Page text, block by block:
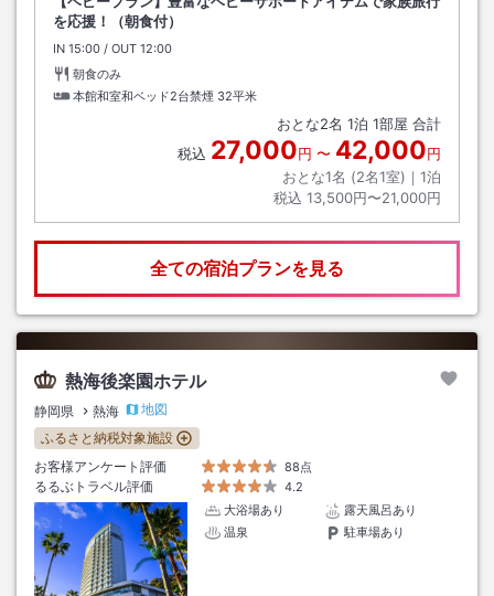
を応援！（朝食付）
IN チェックイン
15:00 / OUT チェックアウト
12:00
朝食のみ
本館和室和ベッド2台禁煙 32平米
おとな2名 1泊 1部屋 合計
税込 27,000円 〜 42,000円
おとな1名 (2名1室)｜ 1泊
税込 13,500円〜21,000円
全ての宿泊プランを見る
熱海後楽園ホテル
静岡県 熱海
地図
ふるさと納税対象施設
お客様アンケート評価
88点
るるぶトラベル評価
4.2
大浴場あり
露天風呂あり
温泉
駐車場あり